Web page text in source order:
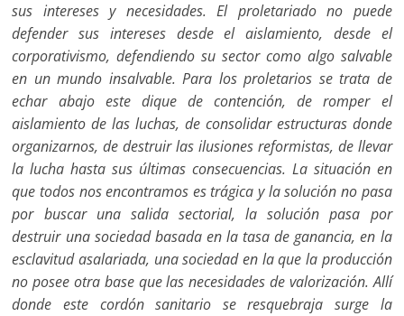
sus intereses y necesidades. El proletariado no puede
defender sus intereses desde el aislamiento, desde el
corporativismo, defendiendo su sector como algo salvable
en un mundo insalvable. Para los proletarios se trata de
echar abajo este dique de contención, de romper el
aislamiento de las luchas, de consolidar estructuras donde
organizarnos, de destruir las ilusiones reformistas, de llevar
la lucha hasta sus últimas consecuencias. La situación en
que todos nos encontramos es trágica y la solución no pasa
por buscar una salida sectorial, la solución pasa por
destruir una sociedad basada en la tasa de ganancia, en la
esclavitud asalariada, una sociedad en la que la producción
no posee otra base que las necesidades de valorización. Allí
donde este cordón sanitario se resquebraja surge la